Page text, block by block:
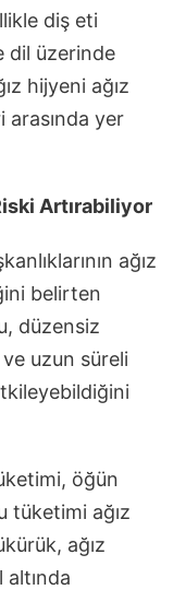
diş eti
dil üzerinde
hijyeni ağız
yer
Artırabiliyor
ağız
belirten
düzensiz
uzun süreli
öğün
tüketimi ağız
ağız